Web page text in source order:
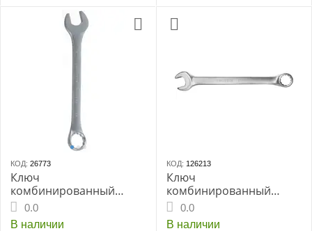
КОД: 26773
Ключ
комбинированный
THORVIK 32 мм серии
ARC CrV, (W30032)
0.0
В наличии
КОД: 126213
Ключ
комбинированный
THORVIK 33 мм серии
ARC
0.0
В наличии